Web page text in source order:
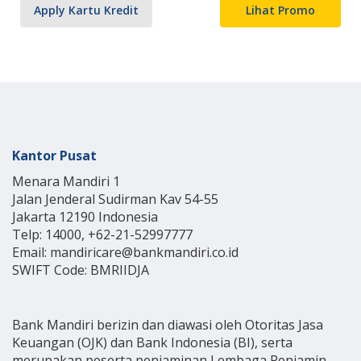
Apply Kartu Kredit Lihat Promo
Kantor Pusat
Menara Mandiri 1
Jalan Jenderal Sudirman Kav 54-55
Jakarta 12190 Indonesia
Telp: 14000, +62-21-52997777
Email: mandiricare@bankmandiri.co.id
SWIFT Code: BMRIIDJA
Bank Mandiri berizin dan diawasi oleh Otoritas Jasa
Keuangan (OJK) dan Bank Indonesia (BI), serta